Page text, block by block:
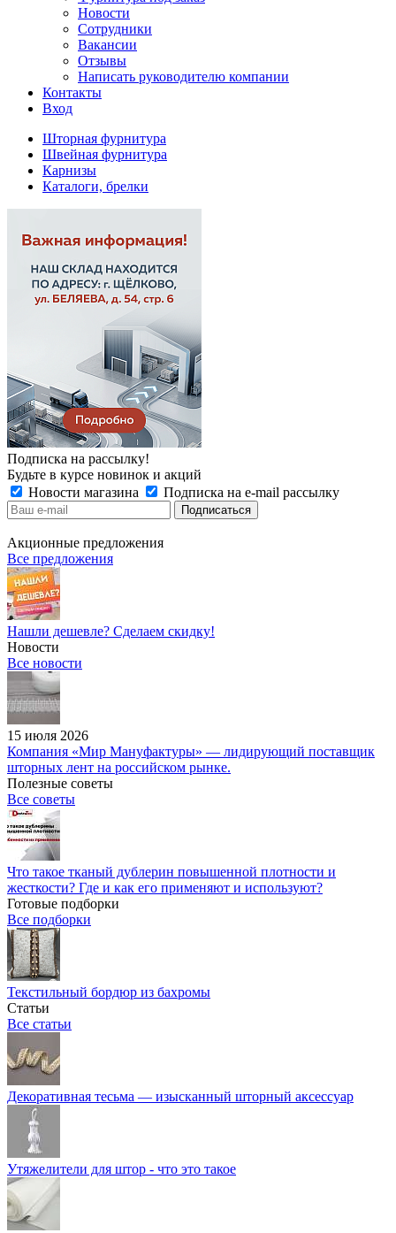
Новости
Сотрудники
Вакансии
Отзывы
Написать руководителю компании
Контакты
Вход
Шторная фурнитура
Швейная фурнитура
Карнизы
Каталоги, брелки
Подписка на рассылку!
Будьте в курсе новинок и акций
Новости магазина
Подписка на e-mail рассылку
Акционные предложения
Все предложения
Нашли дешевле? Сделаем скидку!
Новости
Все новости
15 июля 2026
Компания «Мир Мануфактуры» — лидирующий поставщик
шторных лент на российском рынке.
Полезные советы
Все советы
Что такое тканый дублерин повышенной плотности и
жесткости? Где и как его применяют и используют?
Готовые подборки
Все подборки
Текстильный бордюр из бахромы
Статьи
Все статьи
Декоративная тесьма — изысканный шторный аксессуар
Утяжелители для штор - что это такое